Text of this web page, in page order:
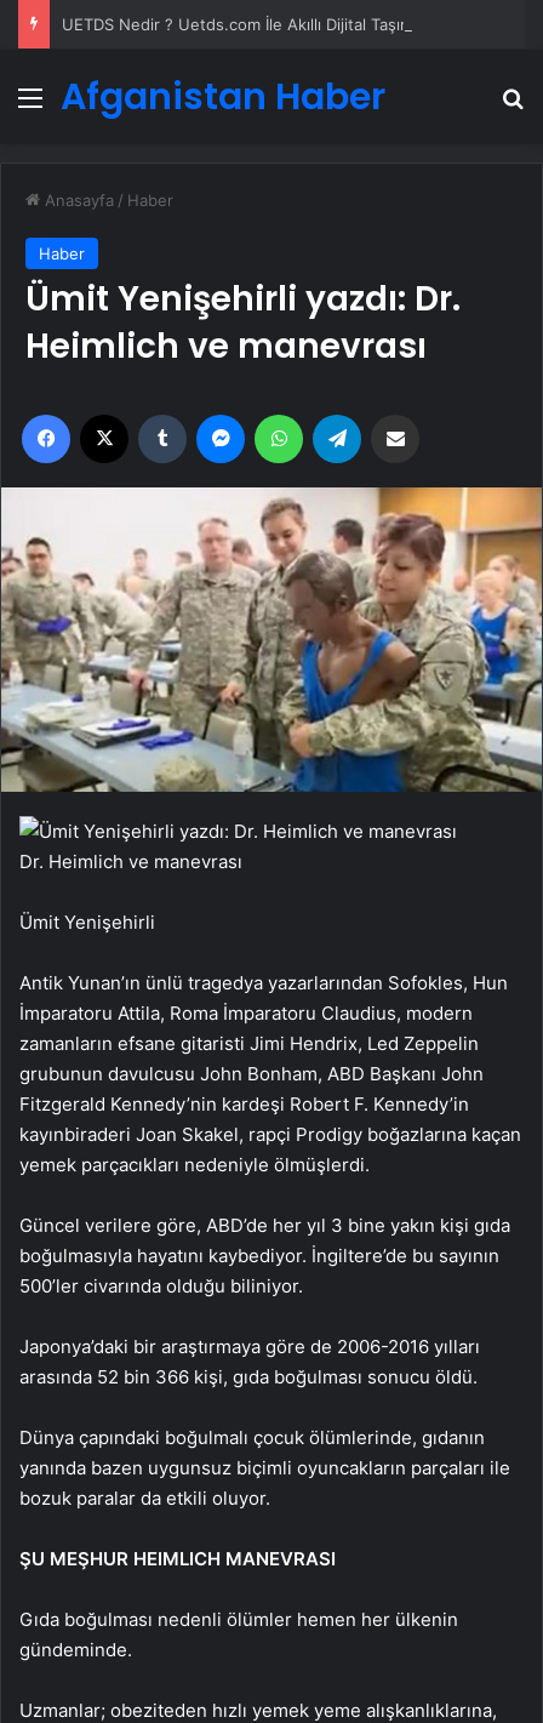
Menü
Afganistan Haber
Anasayfa / Haber
Haber
Ümit Yenişehirli yazdı: Dr.
Heimlich ve manevrası
Facebook Tumblr MessengerWhatsApp
Dr. Heimlich ve manevrası
Ümit Yenişehirli
Antik Yunan’ın ünlü tragedya yazarlarından Sofokles, Hun
İmparatoru Attila, Roma İmparatoru Claudius, modern
zamanların efsane gitaristi Jimi Hendrix, Led Zeppelin
grubunun davulcusu John Bonham, ABD Başkanı John
Fitzgerald Kennedy’nin kardeşi Robert F. Kennedy’in
kayınbiraderi Joan Skakel, rapçi Prodigy boğazlarına kaçan
yemek parçacıkları nedeniyle ölmüşlerdi.
Güncel verilere göre, ABD’de her yıl 3 bine yakın kişi gıda
boğulmasıyla hayatını kaybediyor. İngiltere’de bu sayının
500’ler civarında olduğu biliniyor.
Japonya’daki bir araştırmaya göre de 2006-2016 yılları
arasında 52 bin 366 kişi, gıda boğulması sonucu öldü.
Dünya çapındaki boğulmalı çocuk ölümlerinde, gıdanın
yanında bazen uygunsuz biçimli oyuncakların parçaları ile
bozuk paralar da etkili oluyor.
ŞU MEŞHUR HEIMLICH MANEVRASI
Gıda boğulması nedenli ölümler hemen her ülkenin
gündeminde.
Uzmanlar; obeziteden hızlı yemek yeme alışkanlıklarına,